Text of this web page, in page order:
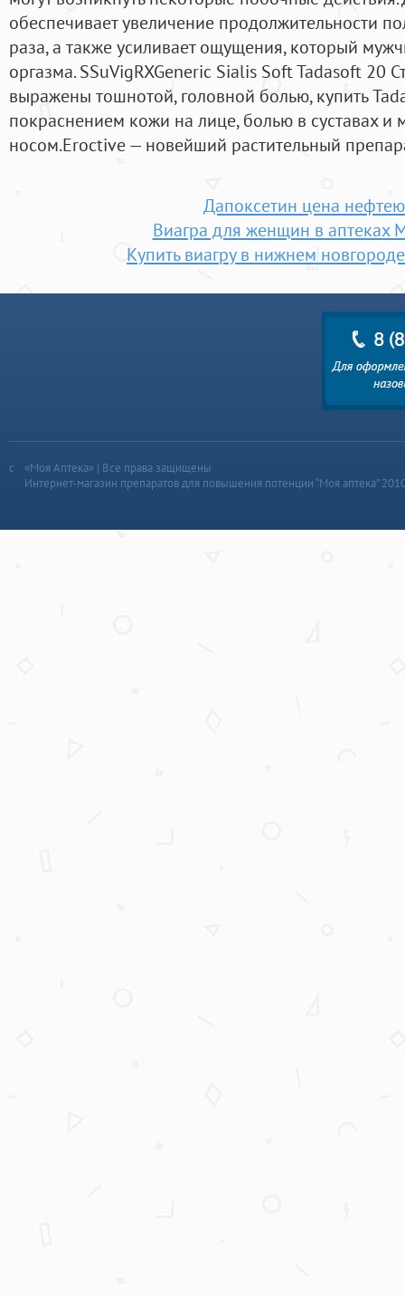
обеспечивает увеличение продолжительности
раза, а также усиливает ощущения, который
оргазма. SSuVigRXGeneric Sialis Soft Tadasoft 20
выражены тошнотой, головной болью, купить
покраснением кожи на лице, болью в суставах
носом.Eroctive — новейший растительный
Дапоксетин цена
Виагра для женщин в аптеках
Купить виагру в нижнем
«Моя Аптека» | Все права защищены
Интернет-магазин препаратов для повышения потенции “Моя аптека”